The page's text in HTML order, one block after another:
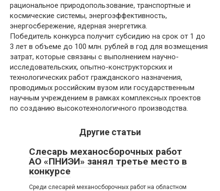
рациональное природопользование, транспортные и
космические системы, энергоэффективность,
энергосбережение, ядерная энергетика.
Победитель конкурса получит субсидию на срок от 1 до
3 лет в объеме до 100 млн. рублей в год для возмещения
затрат, которые связаны с выполнением научно-
исследовательских, опытно-конструкторских и
технологических работ гражданского назначения,
проводимых российским вузом или государственным
научным учреждением в рамках комплексных проектов
по созданию высокотехнологичного производства.
Другие статьи
Слесарь механосборочных работ
АО «ПНИЭИ» занял третье место в
конкурсе
Среди слесарей механосборочных работ на областном